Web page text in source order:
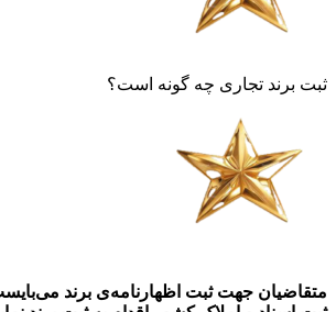
ثبت برند تجاری چه گونه است؟
متقاضیان جهت ثبت اظهارنامه‌ی برند